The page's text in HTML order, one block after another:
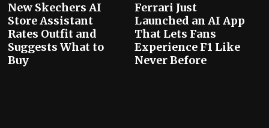
New Skechers AI
Store Assistant
Rates Outfit and
Suggests What to
Buy
Ferrari Just
Launched an AI App
That Lets Fans
Experience F1 Like
Never Before